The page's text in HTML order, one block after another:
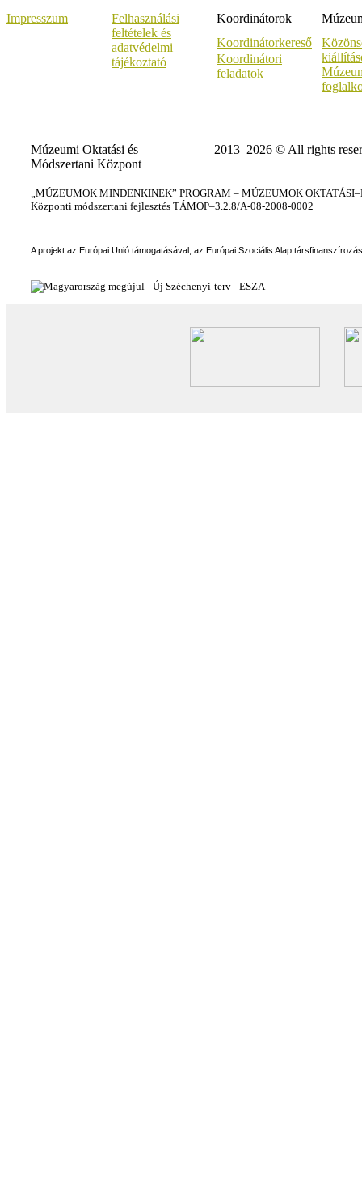
Impresszum
Felhasználási
feltételek és
adatvédelmi
tájékoztató
Koordinátorok
Koordinátorkereső
Koordinátori
feladatok
Múzeumi Oktatási és
Módszertani Központ
2013–2026 © All rights
„MÚZEUMOK MINDENKINEK” PROGRAM – MÚZEUMOK
Központi módszertani fejlesztés TÁMOP–3.2.8/A-08-2008-0002
A projekt az Európai Unió támogatásával, az Európai Szociális Alap